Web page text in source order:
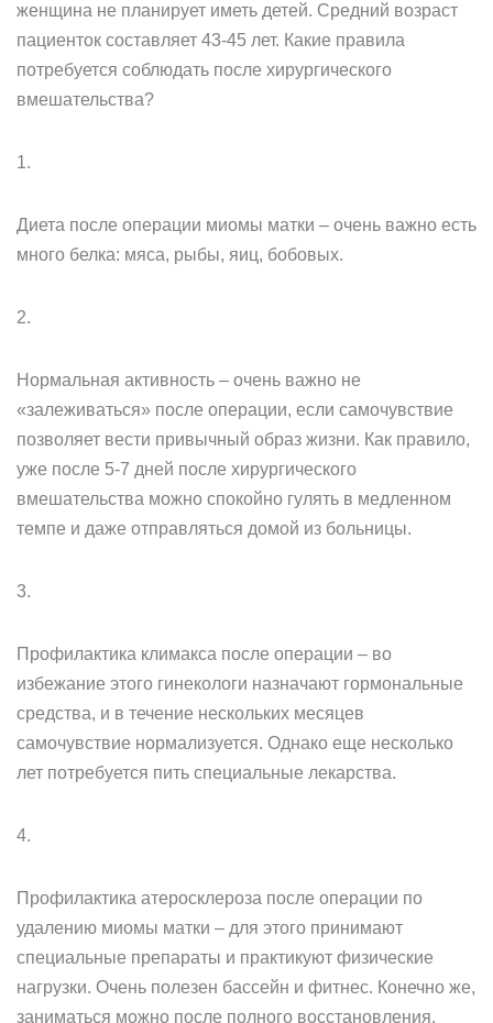
женщина не планирует иметь детей. Средний возраст
пациенток составляет 43-45 лет. Какие правила
потребуется соблюдать после хирургического
вмешательства?
1.
Диета после операции миомы матки – очень важно есть
много белка: мяса, рыбы, яиц, бобовых.
2.
Нормальная активность – очень важно не
«залеживаться» после операции, если самочувствие
позволяет вести привычный образ жизни. Как правило,
уже после 5-7 дней после хирургического
вмешательства можно спокойно гулять в медленном
темпе и даже отправляться домой из больницы.
3.
Профилактика климакса после операции – во
избежание этого гинекологи назначают гормональные
средства, и в течение нескольких месяцев
самочувствие нормализуется. Однако еще несколько
лет потребуется пить специальные лекарства.
4.
Профилактика атеросклероза после операции по
удалению миомы матки – для этого принимают
специальные препараты и практикуют физические
нагрузки. Очень полезен бассейн и фитнес. Конечно же,
заниматься можно после полного восстановления.